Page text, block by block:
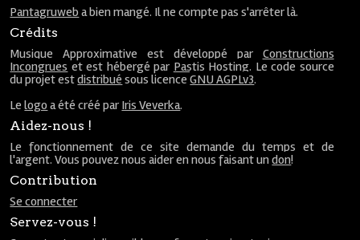
Pantagruweb a bien mangé. Il ne compte pas s'arrêter là.
Crédits
Musique Approximative est développé par Constructions
Incongrues et est hébergé par Pastis Hosting. Le code source
du projet estdistribué sous licenceGNU AGPLv3.
Lelogo a été créé par Iris Veverka.
Aidez-nous !
Le fonctionnement de ce site demande du temps et de
l'argent. Vous pouvez nous aider en nous faisant undon!
Contribution
Se connecter
Servez-vous !